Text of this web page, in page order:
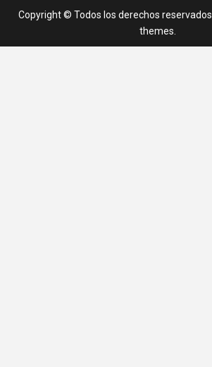
Copyright © Todos los derechos reservados.
themes.